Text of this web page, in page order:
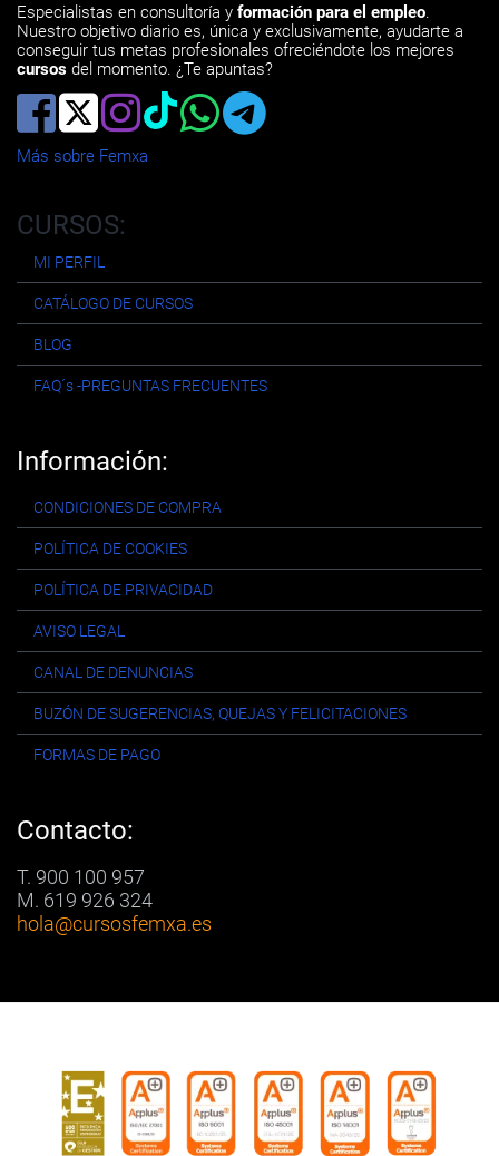
Especialistas en consultoría y formación para el empleo.
Nuestro objetivo diario es, única y exclusivamente, ayudarte a
conseguir tus metas profesionales ofreciéndote los mejores
cursos del momento. ¿Te apuntas?
Más sobre Femxa
CURSOS:
MI PERFIL
CATÁLOGO DE CURSOS
BLOG
FAQ´s -PREGUNTAS FRECUENTES
Información:
CONDICIONES DE COMPRA
POLÍTICA DE COOKIES
POLÍTICA DE PRIVACIDAD
AVISO LEGAL
CANAL DE DENUNCIAS
BUZÓN DE SUGERENCIAS, QUEJAS Y FELICITACIONES
FORMAS DE PAGO
Contacto:
T. 900 100 957
M. 619 926 324
hola@cursosfemxa.es